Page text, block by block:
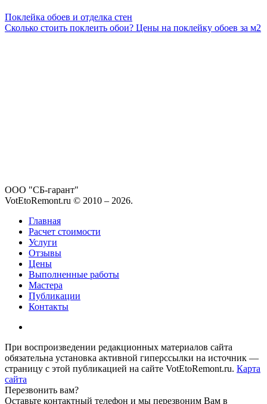
Поклейка обоев и отделка стен
Сколько стоить поклеить обои? Цены на поклейку обоев за м2
ООО "СБ-гарант"
VotEtoRemont.ru © 2010 – 2026.
Главная
Расчет стоимости
Услуги
Отзывы
Цены
Выполненные работы
Мастера
Публикации
Контакты
При воспроизведении редакционных материалов сайта
обязательна установка активной гиперссылки на источник —
страницу с этой публикацией на сайте VotEtoRemont.ru. Карта
сайта
Перезвонить вам?
Оставьте контактный телефон и мы перезвоним Вам в